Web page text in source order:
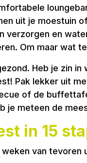
uit je moestuin
verzorgen en
Om maar wat
Heb je zin
Pak lekker uit
of de
je meteen de
in 15
van